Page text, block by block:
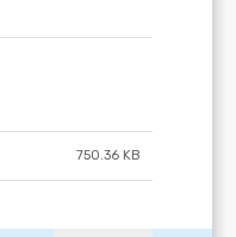
750.36 KB